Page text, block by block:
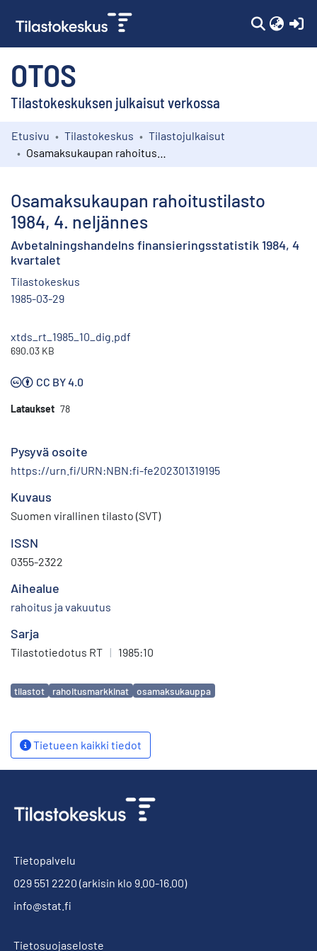
OTOS
Tilastokeskuksen julkaisut verkossa
Kokoelmat
Etusivu Tilastokeskus
Tilastojulkaisut
Osamaksukaupan rahoitustilasto
1984, 4. neljännes
Avbetalningshandelns finansieringsstatistik 1984, 4
kvartalet
Tilastokeskus
1985-03-29
xtds_rt_1985_10_dig.pdf
690.03 KB
CC BY 4.0
Lataukset 78
Pysyvä osoite
https://urn.fi/URN:NBN:fi-fe202301319195
Kuvaus
Suomen virallinen tilasto (SVT)
ISSN
0355-2322
Aihealue
rahoitus ja vakuutus
Sarja
Tilastotiedotus RT | 1985:10
Avainsanat
tilastot rahoitusmarkkinat osamaksukauppa
Tietueen kaikki tiedot
Tietopalvelu
029 551 2220 (arkisin klo 9.00-16.00)
info@stat.fi
Tietosuojaseloste